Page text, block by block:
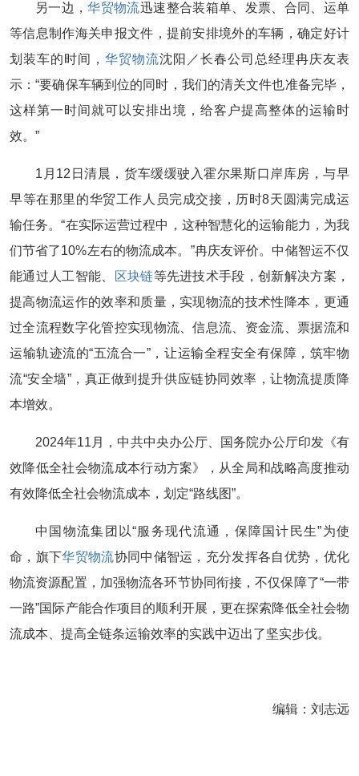
另一边，华贸物流迅速整合装箱单、发票、合同、运单
等信息制作海关申报文件，提前安排境外的车辆，确定好计
划装车的时间， 华贸物流沈阳／长春公司总经理冉庆友表
示：“要确保车辆到位的同时，我们的清关文件也准备完毕，
这样第一时间就可以安排出境，给客户提高整体的运输时
效。”
1月12日清晨，货车缓缓驶入霍尔果斯口岸库房，与早
早等在那里的华贸工作人员完成交接，历时8天圆满完成运
输任务。“在实际运营过程中，这种智慧化的运输能力，为我
们节省了10%左右的物流成本。”冉庆友评价。中储智运不仅
能通过人工智能、
区块链等先进技术手段，创新解决方案，
提高物流运作的效率和质量，实现物流的技术性降本，更通
过全流程数字化管控实现物流、信息流、资金流、票据流和
运输轨迹流的“五流合一”，让运输全程安全有保障，筑牢物
流“安全墙”，真正做到提升供应链协同效率，让物流提质降
本增效。
2024年11月，中共中央办公厅、国务院办公厅印发《有
效降低全社会物流成本行动方案》，从全局和战略高度推动
有效降低全社会物流成本，划定“路线图”。
中国物流集团以“服务现代流通，保障国计民生”为使
命，旗下华贸物流协同中储智运，充分发挥各自优势，优化
物流资源配置，加强物流各环节协同衔接，不仅保障了“一带
一路”国际产能合作项目的顺利开展，更在探索降低全社会物
流成本、提高全链条运输效率的实践中迈出了坚实步伐。
编辑：刘志远